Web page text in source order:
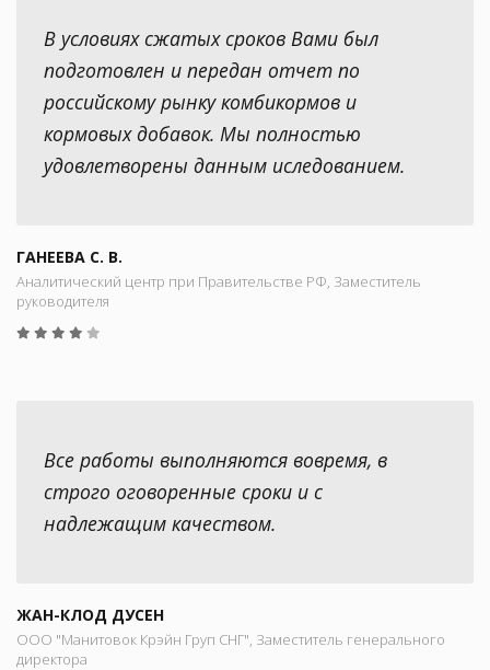
В условиях сжатых сроков Вами был
подготовлен и передан отчет по
российскому рынку комбикормов и
кормовых добавок. Мы полностью
удовлетворены данным иследованием.
ГАНЕЕВА С. В.
Аналитический центр при Правительстве РФ, Заместитель
руководителя
Все работы выполняются вовремя, в
строго оговоренные сроки и с
надлежащим качеством.
ЖАН-КЛОД ДУСЕН
ООО "Манитовок Крэйн Груп СНГ", Заместитель генерального
директора